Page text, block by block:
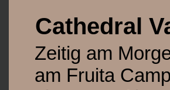
Cathedral
Zeitig am
am Fruita